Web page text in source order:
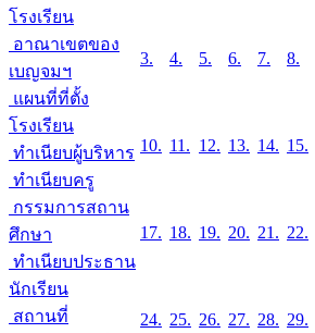
โรงเรียน
อาณาเขตของ
เบญจมฯ
แผนที่ที่ตั้ง
โรงเรียน
ทำเนียบผู้บริหาร
ทำเนียบครู
กรรมการสถาน
ศึกษา
ทำเนียบประธาน
นักเรียน
สถานที่
3. 4. 5. 6. 7. 8.
10. 11. 12. 13. 14. 15.
17. 18. 19. 20. 21. 22.
24. 25. 26. 27. 28. 29.